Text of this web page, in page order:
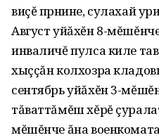
виçĕ пӱрнине, сулахай
Август уйăхĕн 8-
инваличĕ пулса киле
хыççăн колхозра
сентябрь уйăхĕн 3-
тăваттăмĕш хĕрĕ
мĕшĕнче ăна